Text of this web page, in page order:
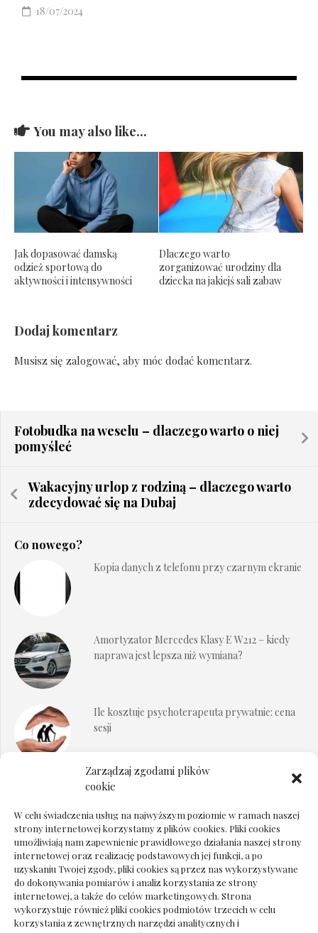
Zarządzaj zgodami plików
cookie
W celu świadczenia usług na najwyższym poziomie w ramach naszej
strony internetowej korzystamy z plików cookies. Pliki cookies
umożliwiają nam zapewnienie prawidłowego działania naszej strony
internetowej oraz realizację podstawowych jej funkcji, a po
uzyskaniu Twojej zgody, pliki cookies są przez nas wykorzystywane
do dokonywania pomiarów i analiz korzystania ze strony
internetowej, a także do celów marketingowych. Strona
wykorzystuje również pliki cookies podmiotów trzecich w celu
korzystania z zewnętrznych narzędzi analitycznych i
18/07/2024
You may also like...
Jak dopasować damską
odzież sportową do
aktywności i intensywności
Dlaczego warto
zorganizować urodziny dla
dziecka na jakiejś sali zabaw
Dodaj komentarz
Musisz się zalogować, aby móc dodać komentarz.
Fotobudka na weselu – dlaczego warto o niej
pomyśleć
Wakacyjny urlop z rodziną – dlaczego warto
zdecydować się na Dubaj
Co nowego?
Kopia danych z telefonu przy czarnym ekranie
Amortyzator Mercedes Klasy E W212 – kiedy
naprawa jest lepsza niż wymiana?
Ile kosztuje psychoterapeuta prywatnie: cena
sesji
Dokumenty do odbioru przy zmianie biura
Deska podłogowa do salonu: jak wybrać bez
pośpiechu